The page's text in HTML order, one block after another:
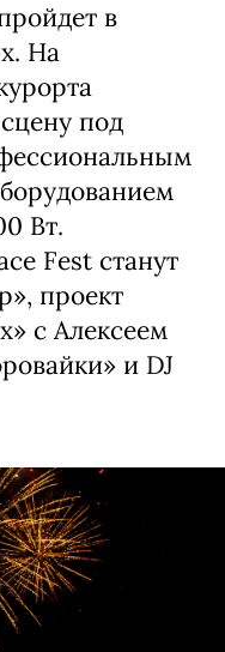
в
На
под
Вт.
Fest станут
проект
с Алексеем
и DJ